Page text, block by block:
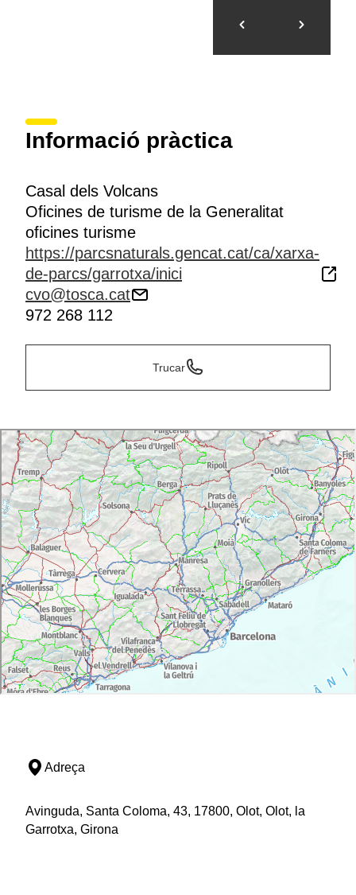
Informació pràctica
Casal dels Volcans
Oficines de turisme de la Generalitat
oficines turisme
https://parcsnaturals.gencat.cat/ca/xarxa-
de-parcs/garrotxa/inici
cvo@tosca.cat
972 268 112
Trucar
Adreça
Avinguda, Santa Coloma, 43, 17800, Olot, Olot, la
Garrotxa, Girona